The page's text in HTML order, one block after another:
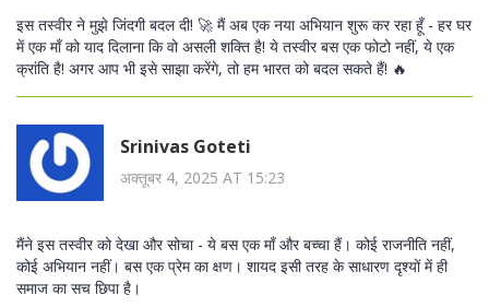
इस तस्वीर ने मुझे जिंदगी बदल दी! 🚀 मैं अब एक नया अभियान शुरू कर रहा हूँ - हर घर
में एक माँ को याद दिलाना कि वो असली शक्ति है! ये तस्वीर बस एक फोटो नहीं, ये एक
क्रांति है! अगर आप भी इसे साझा करेंगे, तो हम भारत को बदल सकते हैं! 🔥
Srinivas Goteti
अक्तूबर 4, 2025 AT 15:23
मैंने इस तस्वीर को देखा और सोचा - ये बस एक माँ और बच्चा हैं। कोई राजनीति नहीं,
कोई अभियान नहीं। बस एक प्रेम का क्षण। शायद इसी तरह के साधारण दृश्यों में ही
समाज का सच छिपा है।